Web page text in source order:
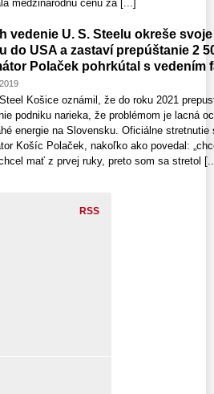
medzinárodnú cenu za [...]
vedenie U. S. Steelu okreše
do USA a zastaví prepúštanie 2
Polaček pohrkútal s vedením
Košice oznámil, že do roku 2021
podniku narieka, že problémom je lacná
energie na Slovensku. Oficiálne
Košíc Polaček, nakoľko ako povedal:
mať z prvej ruky, preto som sa stretol
RSS